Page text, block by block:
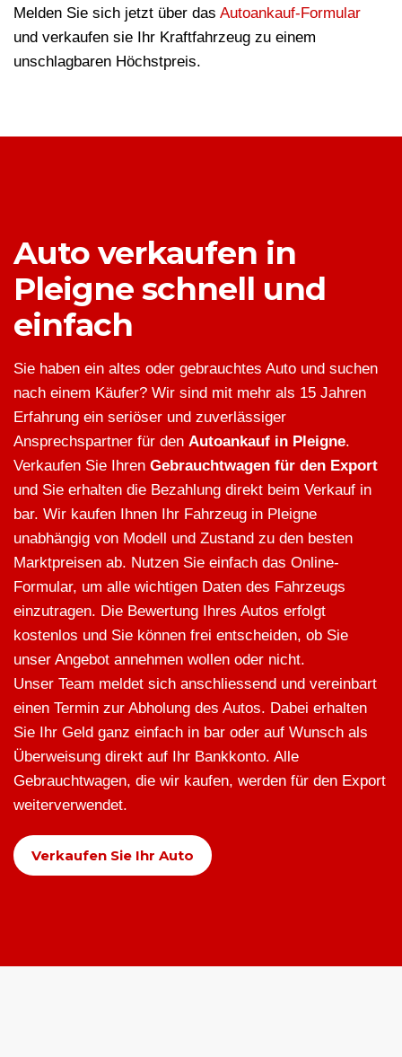
Melden Sie sich jetzt über das Autoankauf-Formular
und verkaufen sie Ihr Kraftfahrzeug zu einem
unschlagbaren Höchstpreis.
Auto verkaufen in
Pleigne schnell und
einfach
Sie haben ein altes oder gebrauchtes Auto und suchen
nach einem Käufer? Wir sind mit mehr als 15 Jahren
Erfahrung ein seriöser und zuverlässiger
Ansprechspartner für den Autoankauf in Pleigne.
Verkaufen Sie Ihren Gebrauchtwagen für den Export
und Sie erhalten die Bezahlung direkt beim Verkauf in
bar. Wir kaufen Ihnen Ihr Fahrzeug in Pleigne
unabhängig von Modell und Zustand zu den besten
Marktpreisen ab. Nutzen Sie einfach das Online-
Formular, um alle wichtigen Daten des Fahrzeugs
einzutragen. Die Bewertung Ihres Autos erfolgt
kostenlos und Sie können frei entscheiden, ob Sie
unser Angebot annehmen wollen oder nicht.
Unser Team meldet sich anschliessend und vereinbart
einen Termin zur Abholung des Autos. Dabei erhalten
Sie Ihr Geld ganz einfach in bar oder auf Wunsch als
Überweisung direkt auf Ihr Bankkonto. Alle
Gebrauchtwagen, die wir kaufen, werden für den Export
weiterverwendet.
Verkaufen Sie Ihr Auto